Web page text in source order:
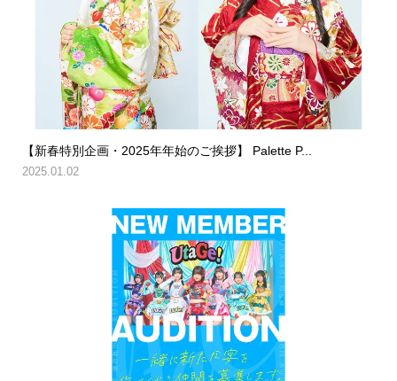
【新春特別企画・2025年年始のご挨拶】 Palette P...
2025.01.02